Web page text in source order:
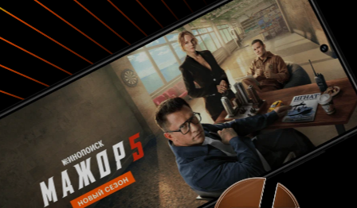
продавцов, похищает одежду одного
порядочного человека, и вообще устаивает на
улице шум и гам. Неудивительно, что за
сорванцом устремляется погоня из
возмущённых горожан. Наблюдая за их
реакцией (особенно смешат два бородатых
дворника), вы будете если не смеяться, то хотя
бы
улыбаться, как чеширский кот. К слову, из
всех кукольных мультфильмов «Про Петрушку»,
пожалуй, самый забавный. Я не совсем
понимаю, имеет ли главный герой отношение к
русскому базарному персонажу, но как его
преемник здешний Петрушка очень даже
хорош. Как и мультфильм в целом.7 из 10